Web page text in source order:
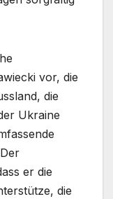
vor, die
die
Ukraine
er die
die